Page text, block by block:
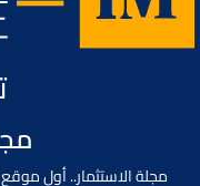
مجلة الاستثمار.. أول